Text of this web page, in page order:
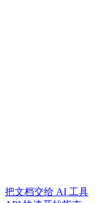
把文档交给 AI 工具